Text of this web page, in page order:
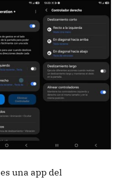
es una app del